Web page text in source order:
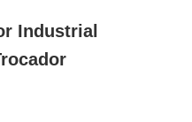
Industrial